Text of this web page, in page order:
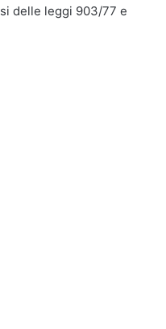
delle leggi 903/77 e